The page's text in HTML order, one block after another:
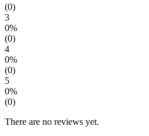
(0)
3
0%
(0)
4
0%
(0)
5
0%
(0)
There are no reviews yet.